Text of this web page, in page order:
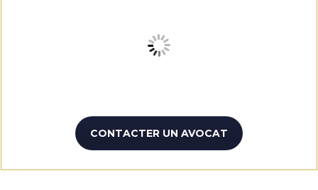
CONTACTER UN AVOCAT